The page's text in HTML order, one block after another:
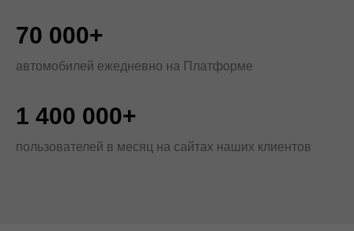
70 000+
автомобилей ежедневно на Платформе
1 400 000+
пользователей в месяц на сайтах наших клиентов